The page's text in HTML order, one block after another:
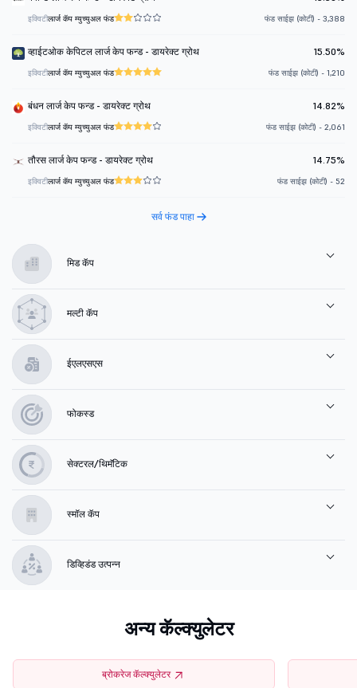
इक्विटीलार्ज कॅप म्युच्युअल फंड फंड साईझ (कोटी) - 3,388
व्हाईटओक केपिटल लार्ज केप फन्ड - डायरेक्ट ग्रोथ 15.50%
इक्विटीलार्ज कॅप म्युच्युअल फंड फंड साईझ (कोटी) - 1,210
बंधन लार्ज केप फन्ड - डायरेक्ट ग्रोथ 14.82%
इक्विटीलार्ज कॅप म्युच्युअल फंड फंड साईझ (कोटी) - 2,061
तौरस लार्ज केप फन्ड - डायरेक्ट ग्रोथ 14.75%
इक्विटीलार्ज कॅप म्युच्युअल फंड फंड साईझ (कोटी) - 52
सर्व फंड पाहा
मिड कॅप
मल्टी कॅप
ईएलएसएस
फोकस्ड
सेक्टरल/थिमॅटिक
स्मॉल कॅप
डिव्हिडंड उत्पन्न
अन्य कॅल्क्युलेटर
ब्रोकरेज कॅल्क्युलेटर